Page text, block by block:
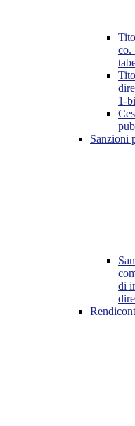
co.
1-
Sanzioni
di